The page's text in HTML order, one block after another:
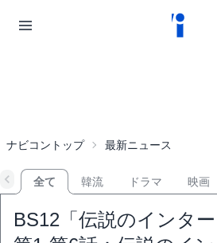
ナビコントップ 最新ニュース
全て 韓流 ドラマ 映画
BS12「伝説のインター